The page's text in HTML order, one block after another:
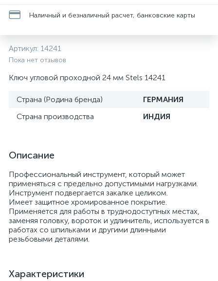
Наличный и безналичный расчет, банковские карты
Артикул: 14241
Пока нет отзывов
Ключ угловой проходной 24 мм Stels 14241
Страна (Родина бренда)
ГЕРМАНИЯ
Страна производства
ИНДИЯ
Описание
Профессиональный инструмент, который может
применяться с предельно допустимыми нагрузками.
Инструмент подвергается закалке целиком.
Имеет защитное хромированное покрытие.
Применяется для работы в труднодоступных местах,
заменяя головку, вороток и удлинитель, используется в
работах со шпильками и другими длинными
резьбовыми деталями.
Характеристики